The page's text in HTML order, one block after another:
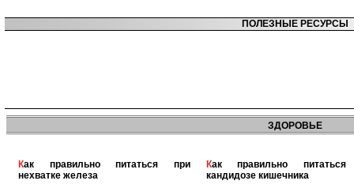
ПОЛЕЗНЫЕ РЕСУРСЫ
ЗДОРОВЬЕ
Как правильно питаться при
нехватке железа
Как правильно питаться при
кандидозе кишечника